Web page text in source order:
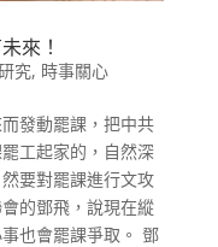
來！
究, 時事關心
發動罷課，把中共
工起家的，自然深
要對罷課進行文攻
的鄧飛，說現在縱
也會罷課爭取。 鄧